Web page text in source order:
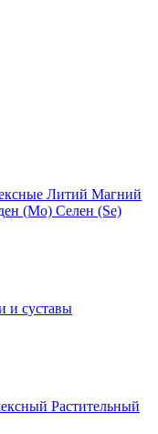
Литий Магний
(Мо) Селен (Se)
и суставы
Растительный